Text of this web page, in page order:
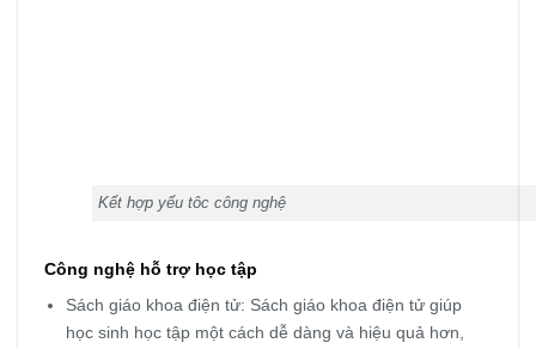
Kết hợp yếu tôc công nghệ
Công nghệ hỗ trợ học tập
Sách giáo khoa điện tử: Sách giáo khoa điện tử giúp
học sinh học tập một cách dễ dàng và hiệu quả hơn,